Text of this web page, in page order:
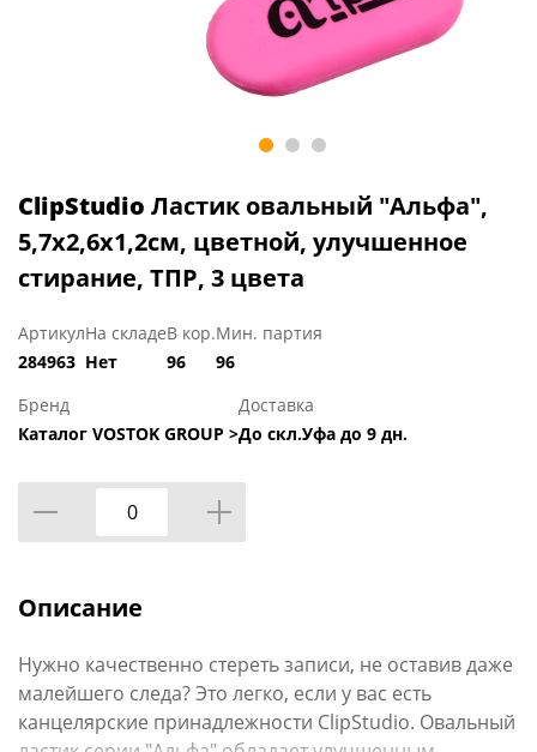
ClipStudio Ластик овальный "Альфа",
5,7х2,6х1,2см, цветной, улучшенное
стирание, ТПР, 3 цвета
Артикул
284963
На складе
Нет
В кор.
96
Мин. партия
96
Бренд
Каталог VOSTOK GROUP >
Доставка
До скл.Уфа до 9 дн.
Описание
Нужно качественно стереть записи, не оставив даже
малейшего следа? Это легко, если у вас есть
канцелярские принадлежности ClipStudio. Овальный